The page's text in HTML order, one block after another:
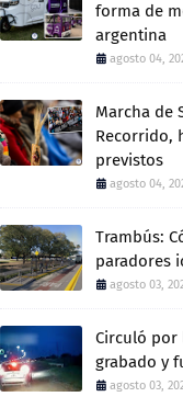
forma de
argentina
agosto 04,
Marcha de
Recorrido,
previstos
agosto 04,
Trambús:
paradores
agosto 03,
Circuló por
grabado y
agosto 03,